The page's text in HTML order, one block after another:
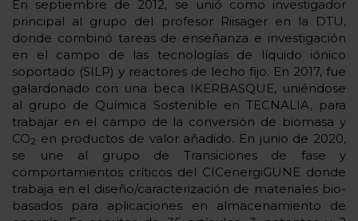
En septiembre de 2012, se unió como investigador
principal al grupo del profesor Riisager en la DTU,
donde combinó tareas de enseñanza e investigación
en el campo de las tecnologías de líquido iónico
soportado (SILP) y reactores de lecho fijo. En 2017, fue
galardonado con una beca IKERBASQUE, uniéndose
al grupo de Química Sostenible en TECNALIA, para
trabajar en el campo de la conversión de biomasa y
CO2 en productos de valor añadido. En junio de 2020,
se une al grupo de Transiciones de fase y
comportamientos críticos del CICenergiGUNE donde
trabaja en el diseño/caracterización de materiales bio-
basados para aplicaciones en almacenamiento de